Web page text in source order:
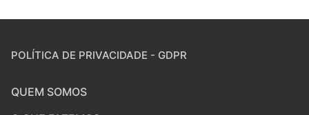
POLÍTICA DE PRIVACIDADE - GDPR
QUEM SOMOS